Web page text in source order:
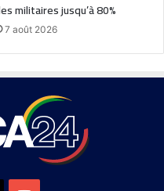
militaires jusqu’à 80%
7 août 2026